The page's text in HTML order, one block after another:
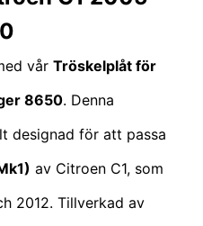
vår Tröskelplåt för
8650. Denna
designad för att passa
av Citroen C1, som
2012. Tillverkad av